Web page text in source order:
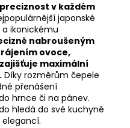
v každém
japonské
ikonickému
nabroušeným
ovoce,
maximální
Díky rozměrům čepele
přenášení
hrnce či na pánev.
hledá do své kuchyně
elegancí.